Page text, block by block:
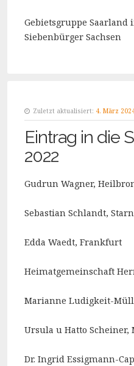
Gebietsgruppe Saarland
Siebenbürger Sachsen
Zuletzt aktualisiert: 4. März
Eintrag in die
2022
Gudrun Wagner,
Sebastian Schlandt,
Edda Waedt, Frankfurt
Heimatgemeinschaft
Marianne Ludigkeit-
Ursula u Hatto Scheiner,
Dr. Ingrid Essigmann-